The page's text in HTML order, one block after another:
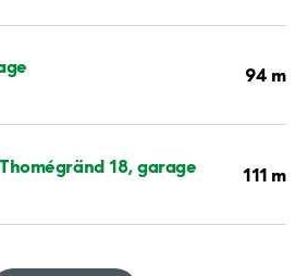
94 m
18, garage 111 m